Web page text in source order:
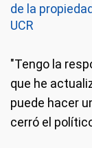
de la
UCR
"Tengo la
que he
puede hacer
cerró el